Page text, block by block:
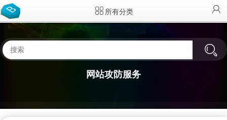
所有分类
网站攻防服务